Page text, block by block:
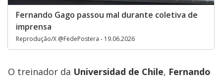
Fernando Gago passou mal durante coletiva de
imprensa
Reprodução/X @FedePostera - 19.06.2026
O treinador da Universidad de Chile, Fernando